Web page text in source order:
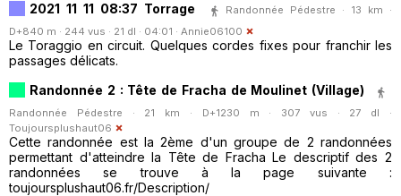
2021 11 11 08:37 Torrage
Randonnée Pédestre · 13 km ·
D+840 m · 244 vus · 21 dl · 04:01 · Annie06100
Le Toraggio en circuit. Quelques cordes fixes pour franchir les
passages délicats.
Randonnée 2 : Tête de Fracha de Moulinet (Village)
Randonnée Pédestre · 21 km · D+1230 m · 307 vus · 27 dl ·
Toujoursplushaut06
Cette randonnée est la 2ème d'un groupe de 2 randonnées
permettant d'atteindre la Tête de Fracha Le descriptif des 2
randonnées se trouve à la page suivante :
toujoursplushaut06.fr/Description/